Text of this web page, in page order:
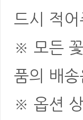
드시 적어
※ 모든
품의 배
※ 옵션